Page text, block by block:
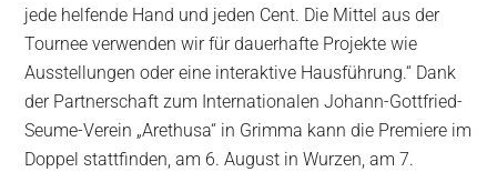
jede helfende Hand und jeden Cent. Die Mittel aus der
Tournee verwenden wir für dauerhafte Projekte wie
Ausstellungen oder eine interaktive Hausführung.“ Dank
der Partnerschaft zum Internationalen Johann-Gottfried-
Seume-Verein „Arethusa“ in Grimma kann die Premiere im
Doppel stattfinden, am 6. August in Wurzen, am 7.